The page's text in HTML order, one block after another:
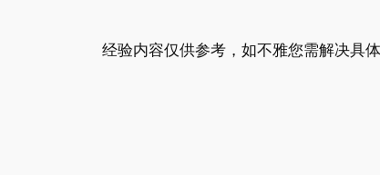
经验内容仅供参考，如不雅您需解决具